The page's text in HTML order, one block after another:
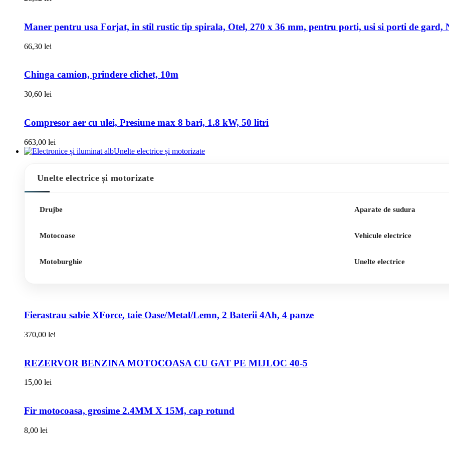
Maner pentru usa Forjat, in stil rustic tip spirala, Otel, 270 x 36 mm, pentru porti, usi si porti de gard,
66,30 lei
Chinga camion, prindere clichet, 10m
30,60 lei
Compresor aer cu ulei, Presiune max 8 bari, 1.8 kW, 50 litri
663,00 lei
Unelte electrice și motorizate
Unelte electrice și motorizate
Drujbe
Motocoase
Motoburghie
Aparate de sudura
Vehicule electrice
Unelte electrice
Fierastrau sabie XForce, taie Oase/Metal/Lemn, 2 Baterii 4Ah, 4 panze
370,00 lei
REZERVOR BENZINA MOTOCOASA CU GAT PE MIJLOC 40-5
15,00 lei
Fir motocoasa, grosime 2.4MM X 15M, cap rotund
8,00 lei